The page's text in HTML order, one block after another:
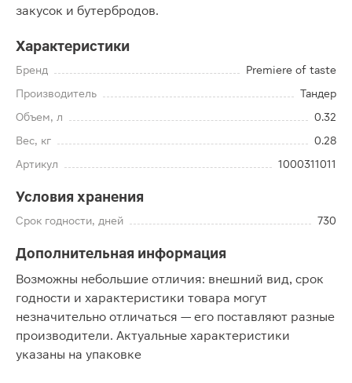
закусок и бутербродов.
Характеристики
Бренд
Premiere of taste
Производитель
Тандер
Объем, л
0.32
Вес, кг
0.28
Артикул
1000311011
Условия хранения
Срок годности, дней 730
Дополнительная информация
Возможны небольшие отличия: внешний вид, срок
годности и характеристики товара могут
незначительно отличаться — его поставляют разные
производители. Актуальные характеристики
указаны на упаковке